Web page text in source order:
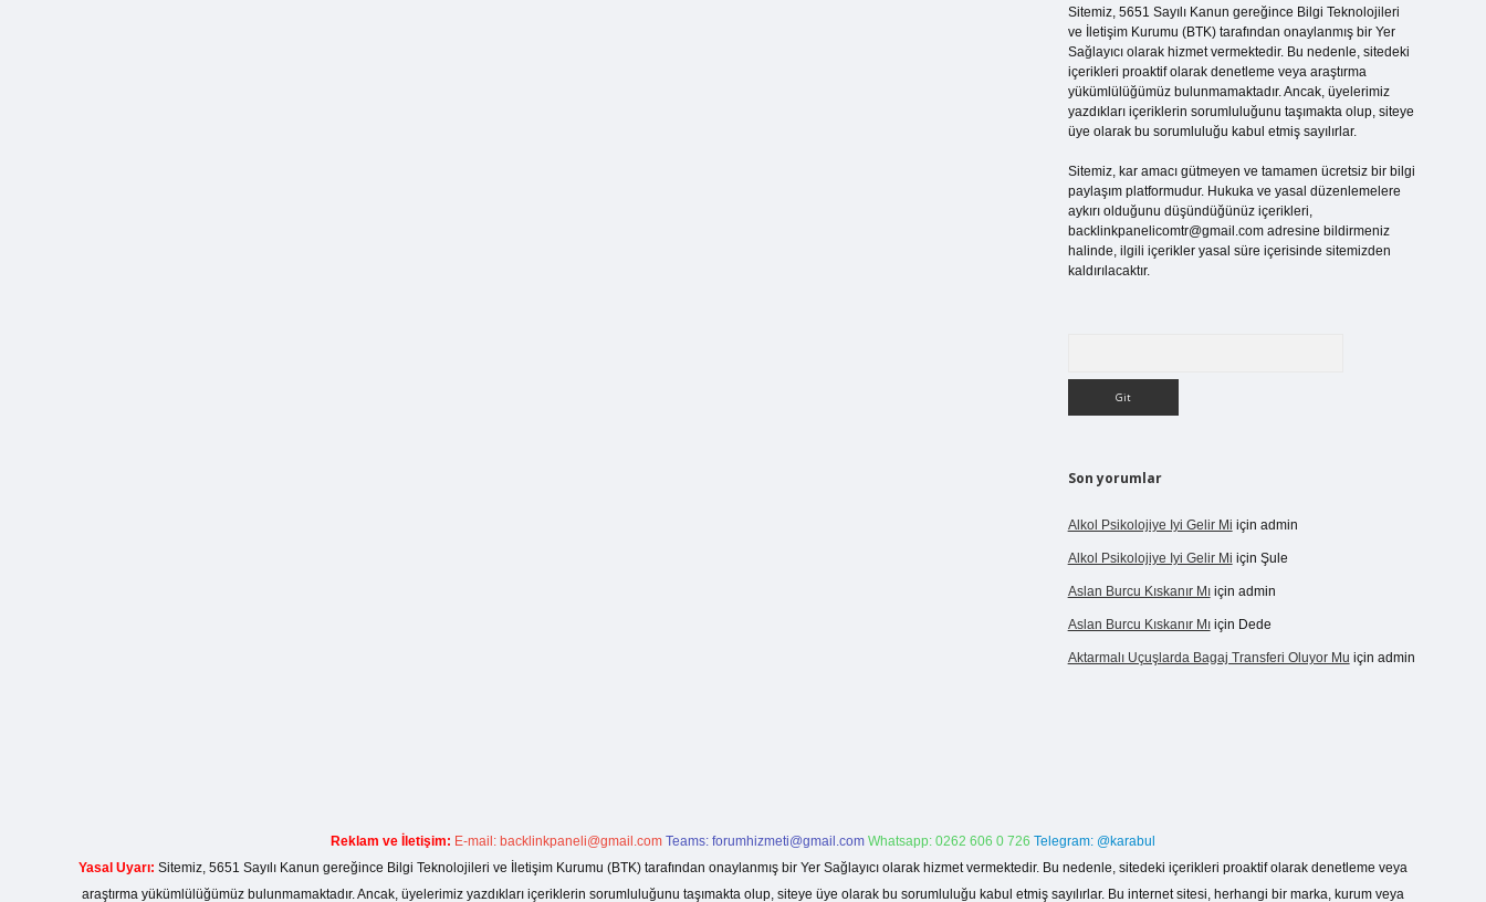
Sitemiz, 5651 Sayılı Kanun gereğince Bilgi Teknolojileri
ve İletişim Kurumu (BTK) tarafından onaylanmış bir Yer
Sağlayıcı olarak hizmet vermektedir. Bu nedenle, sitedeki
içerikleri proaktif olarak denetleme veya araştırma
yükümlülüğümüz bulunmamaktadır. Ancak, üyelerimiz
yazdıkları içeriklerin sorumluluğunu taşımakta olup, siteye
üye olarak bu sorumluluğu kabul etmiş sayılırlar.
Sitemiz, kar amacı gütmeyen ve tamamen ücretsiz bir bilgi
paylaşım platformudur. Hukuka ve yasal düzenlemelere
aykırı olduğunu düşündüğünüz içerikleri,
backlinkpanelicomtr@gmail.comadresine bildirmeniz
halinde, ilgili içerikler yasal süre içerisinde sitemizden
kaldırılacaktır.
Son yorumlar
Alkol Psikolojiye Iyi Gelir Mi için admin
Alkol Psikolojiye Iyi Gelir Mi için Şule
Aslan Burcu Kıskanır Mıiçin admin
Aslan Burcu Kıskanır Mıiçin Dede
Aktarmalı Uçuşlarda Bagaj Transferi Oluyor Mu için admin
Reklam ve İletişim: E-mail: backlinkpaneli@gmail.com Teams: forumhizmeti@gmail.com Whatsapp: 0262 606 0 726 Telegram: @karabul
Yasal Uyarı: Sitemiz, 5651 Sayılı Kanun gereğince Bilgi Teknolojileri ve İletişim Kurumu (BTK) tarafından onaylanmış bir Yer Sağlayıcı olarak hizmet vermektedir. Bu nedenle, sitedeki içerikleri proaktif olarak denetleme veya
araştırma yükümlülüğümüz bulunmamaktadır. Ancak, üyelerimiz yazdıkları içeriklerin sorumluluğunu taşımakta olup, siteye üye olarak bu sorumluluğu kabul etmiş sayılırlar. Bu internet sitesi, herhangi bir marka, kurum veya